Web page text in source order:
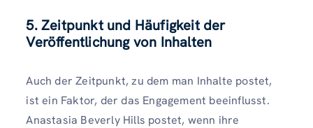
5. Zeitpunkt und Häufigkeit der
Veröffentlichung von Inhalten
Auch der Zeitpunkt, zu dem man Inhalte postet,
ist ein Faktor, der das Engagement beeinflusst.
Anastasia Beverly Hills postet, wenn ihre